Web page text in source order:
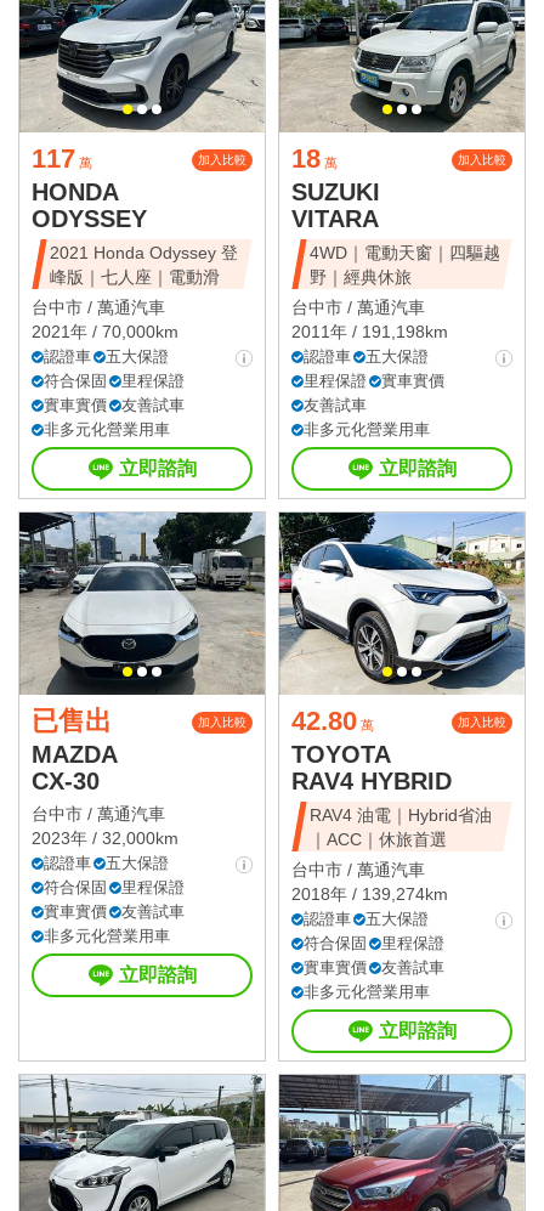
117 萬 加入比較
HONDA
ODYSSEY
2021 Honda Odyssey 登
峰版｜七人座｜電動滑
台中市 / 萬通汽車
2021年 / 70,000km
認證車
五大保證
符合保固
里程保證
實車實價
友善試車
非多元化營業用車
立即諮詢
18 萬 加入比較
SUZUKI
VITARA
4WD｜電動天窗｜四驅越
野｜經典休旅
台中市 / 萬通汽車
2011年 / 191,198km
認證車
五大保證
里程保證
實車實價
友善試車
非多元化營業用車
立即諮詢
已售出 加入比較
MAZDA
CX-30
台中市 / 萬通汽車
2023年 / 32,000km
認證車
五大保證
符合保固
里程保證
實車實價
友善試車
非多元化營業用車
立即諮詢
42.80 萬 加入比較
TOYOTA
RAV4 HYBRID
RAV4 油電｜Hybrid省油
｜ACC｜休旅首選
台中市 / 萬通汽車
2018年 / 139,274km
認證車
五大保證
符合保固
里程保證
實車實價
友善試車
非多元化營業用車
立即諮詢